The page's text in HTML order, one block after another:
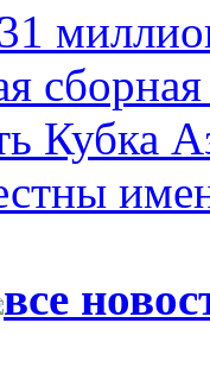
Кубка
все